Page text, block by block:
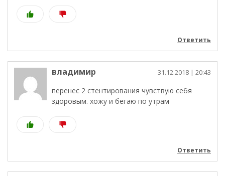
Ответить
владимир 31.12.2018 | 20:43
перенес 2 стентирования чувствую себя
здоровым. хожу и бегаю по утрам
Ответить